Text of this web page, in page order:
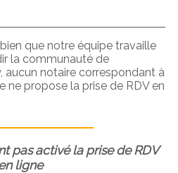
que notre équipe travaille
la communauté de
aucun notaire correspondant à
ne propose la prise de RDV en
pas activé la prise de RDV
ligne